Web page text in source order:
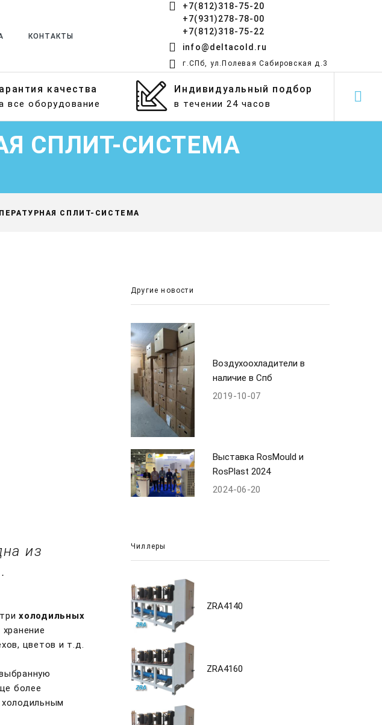
+7(812)318-75-20
+7(931)278-78-00
+7(812)318-75-22
info@deltacold.ru
г.СПб, ул.Полевая Сабировская д.3
КОНТАКТЫ
качества
все оборудование
Индивидуальный подбор
в течении 24 часов
СПЛИТ-СИСТЕМА
СПЛИТ-СИСТЕМА
из
холодильных
цветов и т.д.
более
Другие новости
Воздухоохладители в
наличие в Спб
2019-10-07
Выставка RosMould и
RosPlast 2024
2024-06-20
Чиллеры
ZRA4140
ZRA4160